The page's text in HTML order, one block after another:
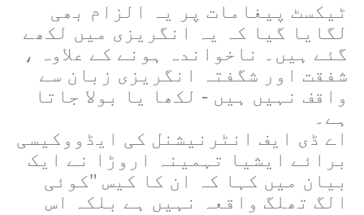
ٹیکسٹ پیغامات پر یہ الزام بھی
لگایا گیا کہ یہ انگریزی میں لکھے
گئے ہیں۔ ناخواندہ ہونے کے علاوہ ،
شفقت اور شگفتہ انگریزی زبان سے
واقف نہیں ہیں - لکھا یا بولا جاتا
ہے۔
اے ڈی ایف انٹرنیشنل کی ایڈووکیسی
برائے ایشیا تہمینہ اروڑا نے ایک
بیان میں کہا کہ ان کا کیس "کوئی
الگ تھلگ واقعہ نہیں ہے بلکہ اس